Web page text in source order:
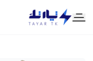
تيار تك إنارة وكهرباء